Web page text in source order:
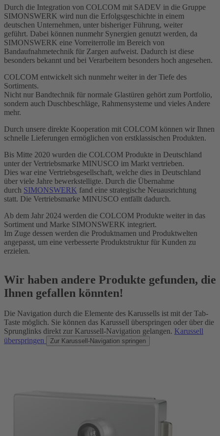
Durch die Integration von COLCOM mit SADEV in die Gruppe
SIMONSWERK wird nun die Erfolgsgeschichte in einem
deutschen Unternehmen, unter bisheriger Führung, weiter
geführt. Dabei können nunmehr Synergien genutzt werden, da
SIMONSWERK eine Vorreiterrolle im Bereich von
Bandaufnahmetechnik für Zargen aufweist. Dadurch ist diese
besonders bekannt und bei Verarbeitern besonders hoch angesehen.
COLCOM entwickelt sich nunmehr weiter in der Tiefe des
Sortiments.
Nicht nur Bandtechnik für normale Glastüren gehört zum Portfolio,
sondern auch Duschbeschläge, Rahmensysteme und vieles Andere
mehr.
Durch unsere direkte Kooperation mit COLCOM können wir Ihnen
schnelle Lieferungen ermöglichen von erstklassischen Produkten.
Bis Mitte 2020 wurden die COLCOM Produkte in Deutschland
unter der Vertriebsmarke MINUSCO im Markt vertrieben.
Dies war eine Vertriebsgesellschaft, welche dies in Deutschland
über viele Jahre bewerkstelligte. Durch die Übernahme
durch SIMONSWERK fand eine strategische Neuausrichtung
statt. Die Vertriebsmarke MINUSCO entfällt dadurch.
Ab dem Jahr 2024 werden die COLCOM Produkte weiter in das
Sortiment und Marke SIMONSWERK integriert.
Im Zuge dessen werden die Produktnamen und Produktwelten
angepasst, um eine verbesserte Produktstruktur für Kunden zu
erzielen.
Wir haben andere Produkte gefunden, die
Ihnen gefallen könnten!
Die Navigation durch die Elemente des Karussells ist mit der Tab-
Taste möglich. Sie können das Karussell überspringen oder über die
Sprunglinks direkt zur Karussell-Navigation gelangen. Karussell
überspringen
Zur Karussell-Navigation springen